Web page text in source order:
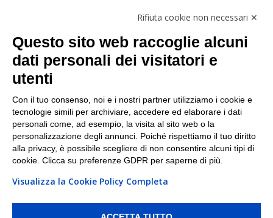
Facebook
Linkedin
I nostri punti di ritiro e spedizione pacchi nelle
maggiori città italiane
Torino|Milano|Roma|Bologna|Firenze| Genova
Napoli|Varese
PI/CF/N°Iscr.: 10821360012 | REA: RM 1494760 | Cap.Soc.: 50.000€ |
Whistleblowing|Privacy |Preferenze Cookies
Rifiuta cookie non necessari ✕
Questo sito web raccoglie alcuni
dati personali dei visitatori e
utenti
Con il tuo consenso, noi e i nostri partner utilizziamo i cookie e
tecnologie simili per archiviare, accedere ed elaborare i dati
personali come, ad esempio, la visita al sito web o la
personalizzazione degli annunci. Poiché rispettiamo il tuo diritto
alla privacy, è possibile scegliere di non consentire alcuni tipi di
cookie. Clicca su preferenze GDPR per saperne di più.
Visualizza la Cookie Policy Completa